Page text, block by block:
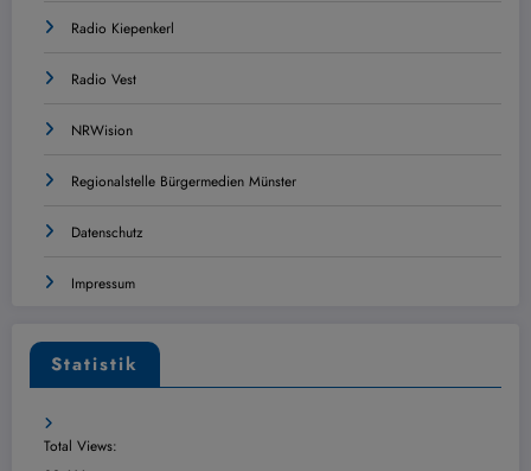
Radio Kiepenkerl
Radio Vest
NRWision
Regionalstelle Bürgermedien Münster
Datenschutz
Impressum
Statistik
Total Views: